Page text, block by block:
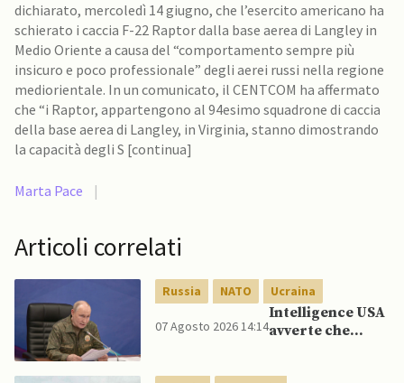
dichiarato, mercoledì 14 giugno, che l’esercito americano ha
schierato i caccia F-22 Raptor dalla base aerea di Langley in
Medio Oriente a causa del “comportamento sempre più
insicuro e poco professionale” degli aerei russi nella regione
mediorientale. In un comunicato, il CENTCOM ha affermato
che “i Raptor, appartengono al 94esimo squadrone di caccia
della base aerea di Langley, in Virginia, stanno dimostrando
la capacità degli S [continua]
Marta Pace |
Articoli correlati
Russia NATO Ucraina
07 Agosto 2026 14:14
Intelligence USA
avverte che